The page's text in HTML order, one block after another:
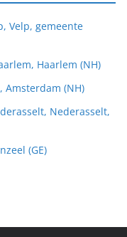
Velp, gemeente
Haarlem (NH)
Amsterdam (NH)
Nederasselt,
(GE)